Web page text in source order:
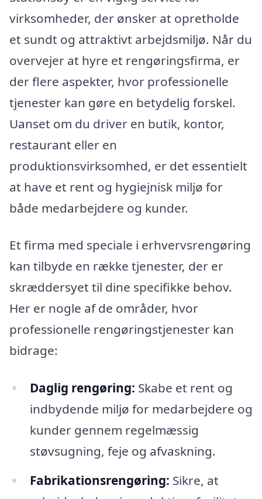
virksomheder, der ønsker at opretholde
et sundt og attraktivt arbejdsmiljø. Når du
overvejer at hyre et rengøringsfirma, er
der flere aspekter, hvor professionelle
tjenester kan gøre en betydelig forskel.
Uanset om du driver en butik, kontor,
restaurant eller en
produktionsvirksomhed, er det essentielt
at have et rent og hygiejnisk miljø for
både medarbejdere og kunder.
Et firma med speciale i erhvervsrengøring
kan tilbyde en række tjenester, der er
skræddersyet til dine specifikke behov.
Her er nogle af de områder, hvor
professionelle rengøringstjenester kan
bidrage:
Daglig rengøring: Skabe et rent og
indbydende miljø for medarbejdere og
kunder gennem regelmæssig
støvsugning, feje og afvaskning.
Fabrikationsrengøring: Sikre, at